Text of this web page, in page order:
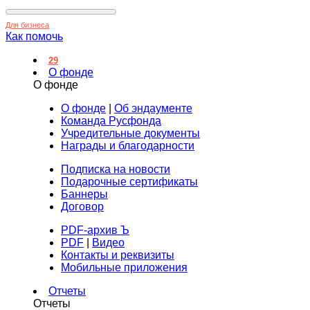
Для бизнеса
Как помочь
29
О фонде
О фонде
О фонде
Об эндаументе
Команда Русфонда
Учредительные документы
Награды и благодарности
Подписка на новости
Подарочные сертификаты
Баннеры
Договор
PDF-архив Ъ
PDF
Видео
Контакты и реквизиты
Мобильные приложения
Отчеты
Отчеты